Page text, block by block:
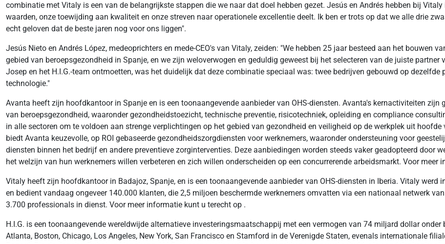
combinatie met Vitaly is een van de belangrijkste stappen die we naar dat doel hebben gezet. Jesús en Andrés hebben bij
waarden, onze toewijding aan kwaliteit en onze streven naar operationele excellentie deelt. Ik ben er trots op dat we alle drie
echt geloven dat de beste jaren nog voor ons liggen".
Jesús Nieto en Andrés López, medeoprichters en mede-CEO's van Vitaly, zeiden: "We hebben 25 jaar besteed aan het bouwen
gebied van beroepsgezondheid in Spanje, en we zijn weloverwogen en geduldig geweest bij het selecteren van de juiste
Josep en het H.I.G.-team ontmoetten, was het duidelijk dat deze combinatie speciaal was: twee bedrijven gebouwd op
technologie."
Avanta heeft zijn hoofdkantoor in Spanje en is een toonaangevende aanbieder van OHS-diensten. Avanta's kernactiviteiten
van beroepsgezondheid, waaronder gezondheidstoezicht, technische preventie, risicotechniek, opleiding en compliance
in alle sectoren om te voldoen aan strenge verplichtingen op het gebied van gezondheid en veiligheid op de werkplek uit
biedt Avanta keuzevolle, op ROI gebaseerde gezondheidszorgdiensten voor werknemers, waaronder ondersteuning voor
diensten binnen het bedrijf en andere preventieve zorginterventies. Deze aanbiedingen worden steeds vaker geadopteerd door
het welzijn van hun werknemers willen verbeteren en zich willen onderscheiden op een concurrerende arbeidsmarkt. Voor meer
Vitaly heeft zijn hoofdkantoor in Badajoz, Spanje, en is een toonaangevende aanbieder van OHS-diensten in Iberia. Vitaly
en bedient vandaag ongeveer 140.000 klanten, die 2,5 miljoen beschermde werknemers omvatten via een nationaal netwerk
3.700 professionals in dienst. Voor meer informatie kunt u terecht op .
H.I.G. is een toonaangevende wereldwijde alternatieve investeringsmaatschappij met een vermogen van 74 miljard dollar
Atlanta, Boston, Chicago, Los Angeles, New York, San Francisco en Stamford in de Verenigde Staten, evenals internationale